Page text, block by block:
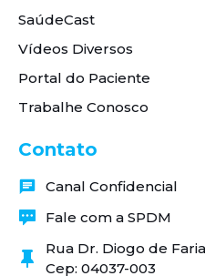
SaúdeCast
Vídeos Diversos
Portal do Paciente
Trabalhe Conosco
Contato
Canal Confidencial
Fale com a SPDM
Rua Dr. Diogo de
Cep: 04037-003